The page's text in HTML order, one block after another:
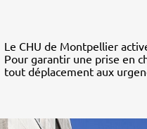
Le CHU de Montpellier
Pour garantir une prise en
tout déplacement aux